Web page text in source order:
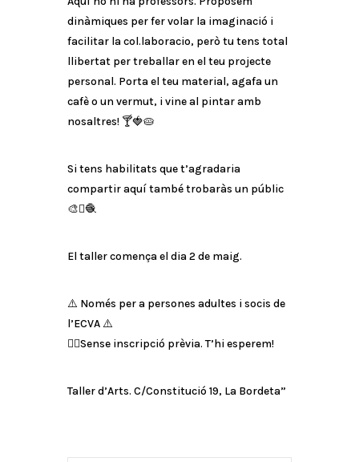
dinàmiques per fer volar la imaginació i
facilitar la col.laboracio, però tu tens total
llibertat per treballar en el teu projecte
personal. Porta el teu material, agafa un
cafè o un vermut, i vine al pintar amb
nosaltres! 🍸🍓🥧
Si tens habilitats que t’agradaria
compartir aquí també trobaràs un públic
🎨🫟🧶
El taller comença el dia 2 de maig.
⚠️ Només per a persones adultes i socis de
l’ECVA ⚠️
👉🏼Sense inscripció prèvia. T’hi esperem!
Taller d’Arts. C/Constitució 19, La Bordeta”